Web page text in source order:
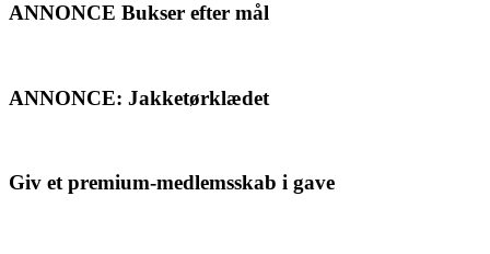
ANNONCE Bukser efter mål
ANNONCE: Jakketørklædet
Giv et premium-medlemsskab i gave